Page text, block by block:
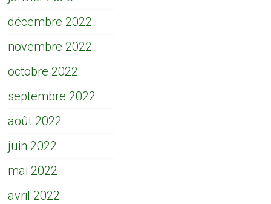
décembre 2022
novembre 2022
octobre 2022
septembre 2022
août 2022
juin 2022
mai 2022
avril 2022